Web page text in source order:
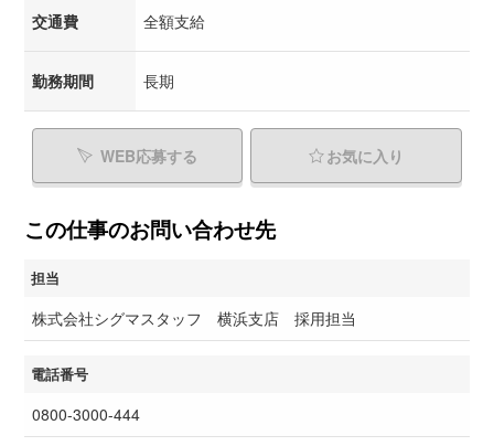
交通費 全額支給
勤務期間 長期
WEB応募する お気に入り
この仕事のお問い合わせ先
担当
株式会社シグマスタッフ 横浜支店 採用担当
電話番号
0800-3000-444